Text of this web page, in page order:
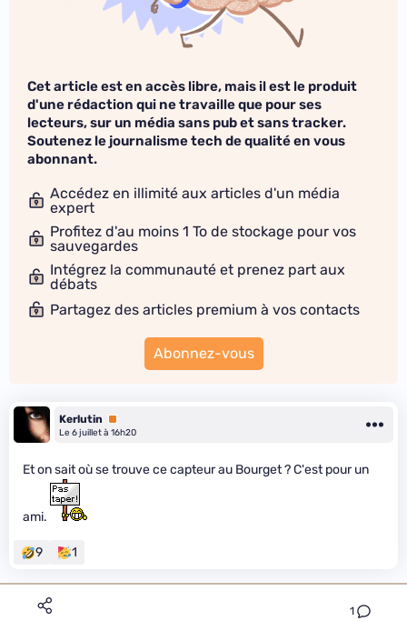
1
Cet article est en accès libre, mais il est le produit
d'une rédaction qui ne travaille que pour ses
lecteurs, sur un média sans pub et sans tracker.
Soutenez le journalisme tech de qualité en vous
abonnant.
Accédez en illimité aux articles d'un média
expert
Profitez d'au moins 1 To de stockage pour vos
sauvegardes
Intégrez la communauté et prenez part aux
débats
Partagez des articles premium à vos contacts
Abonnez-vous
Kerlutin
Premium
Le 6 juillet à 16h20
Et on sait où se trouve ce capteur au Bourget ? C'est pour un
ami.
9 1